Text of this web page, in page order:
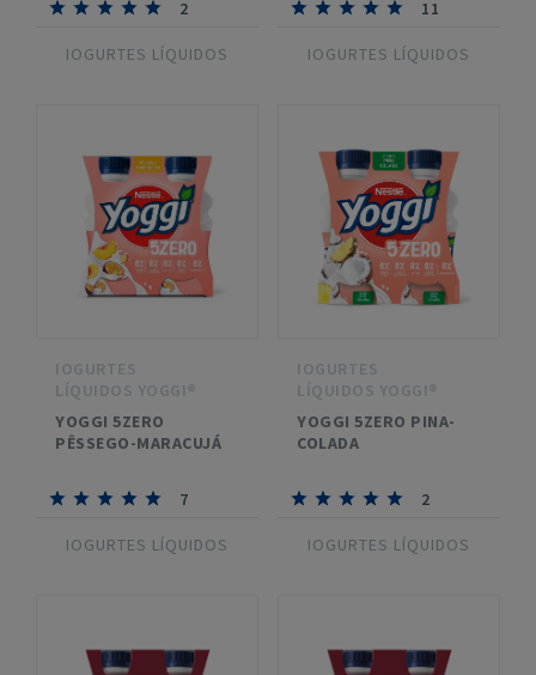
2
IOGURTES LÍQUIDOS
11
IOGURTES LÍQUIDOS
IOGURTES
LÍQUIDOS YOGGI®
YOGGI 5ZERO
PÊSSEGO-MARACUJÁ
7
IOGURTES LÍQUIDOS
IOGURTES
LÍQUIDOS YOGGI®
YOGGI 5ZERO PINA-
COLADA
2
IOGURTES LÍQUIDOS